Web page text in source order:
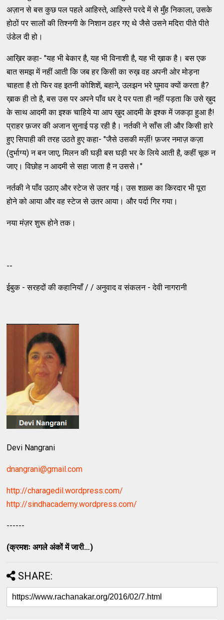
अज़ान से बस कुछ पल पहले आहिस्ते, आहिस्ते परदे में से मुँह निकाला, उसके
होठों पर सालों की तिश्नगी के निशान ठहर गए थे जैसे उसने मदिरा पीते पीते
उंडेल दी हो।
आख़िर कहा- "यह भी बेकार है, यह भी विनाशी है, यह भी ख़ाक है। बस एक
बात समझ में नहीं आती कि जब हर किसी का रुख़ वह अपनी ओर मोड़ना
चाहता है तो फिर वह इतनी कोशिशें, बहाने, उलझन भरे घुमाव क्यों करता है?
ख़ाक ही तो है, बस उस पर अपने पाँव धर दे पर पता ही नहीं पड़ता कि उसे ख़ुद
के साथ आदमी का इश्क चाहिये या आप ख़ुद आदमी के इश्क में जकड़ा हुआ है!
प्राहर फ़जर की अजान सुनाई पड़ रही है। नर्तकी ने साँस ली और किसी हारे
हुए सिपाही की तरह उठते हुए कहा- "जैसे उसकी मर्ज़ी! फ़जर नमाज़ कज़ा
(दुर्भाग्य) न बन जाए, मिलन की घड़ी बस घड़ी भर के लिये आती है, कहीं चूक न
जाए। विछोह न आदमी से सहा जाता है न उससे।"
नर्तकी ने पाँव उठाए और स्टेज से उतर गई। उस शख़्स का किरदार भी पूरा
होने को आया और वह स्टेज से उतर आया। और पर्दा गिर गया।
नया मंज़र शुरू होने तक।
--
ईबुक - सरहदों की कहानियाँ / / अनुवाद व संकलन - देवी नागरानी
Devi Nangrani
dnangrani@gmail.com
http://charagedil.wordpress.com/
http://sindhacademy.wordpress.com/
------
(क्रमशः अगले अंकों में जारी…)
SHARE: